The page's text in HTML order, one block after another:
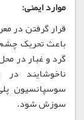
موارد ایمنی:
قرار گرفتن در
باعث تحریک
گرد و غبار در
ناخوشایند
سوسپانسیون
سوزش شود.